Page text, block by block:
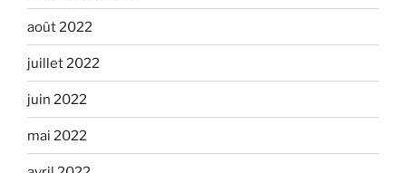
août 2022
juillet 2022
juin 2022
mai 2022